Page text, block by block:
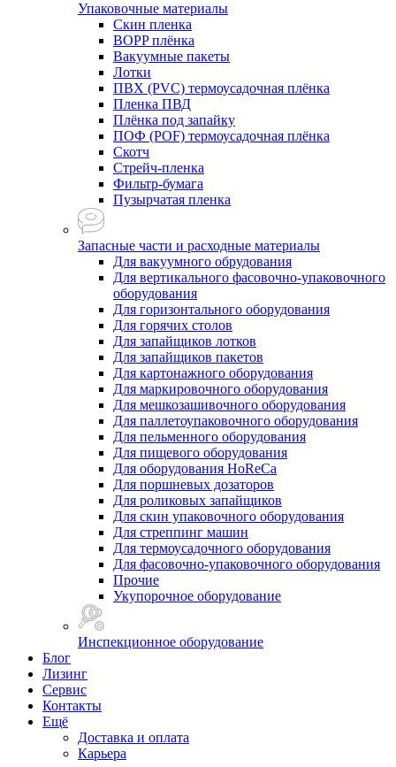
Упаковочные материалы
Скин пленка
BOPP плёнка
Вакуумные пакеты
Лотки
ПВХ (PVC) термоусадочная плёнка
Пленка ПВД
Плёнка под запайку
ПОФ (POF) термоусадочная плёнка
Скотч
Стрейч-пленка
Фильтр-бумага
Пузырчатая пленка
Запасные части и расходные материалы
Для вакуумного обрудования
Для вертикального фасовочно-упаковочного
оборудования
Для горизонтального оборудования
Для горячих столов
Для запайщиков лотков
Для запайщиков пакетов
Для картонажного оборудования
Для маркировочного оборудования
Для мешкозашивочного оборудования
Для паллетоупаковочного оборудования
Для пельменного оборудования
Для пищевого оборудования
Для оборудования HoReCa
Для поршневых дозаторов
Для роликовых запайщиков
Для скин упаковочного оборудования
Для стреппинг машин
Для термоусадочного оборудования
Для фасовочно-упаковочного оборудования
Прочие
Укупорочное оборудование
Инспекционное оборудование
Блог
Лизинг
Сервис
Контакты
Ещё
Доставка и оплата
Карьера